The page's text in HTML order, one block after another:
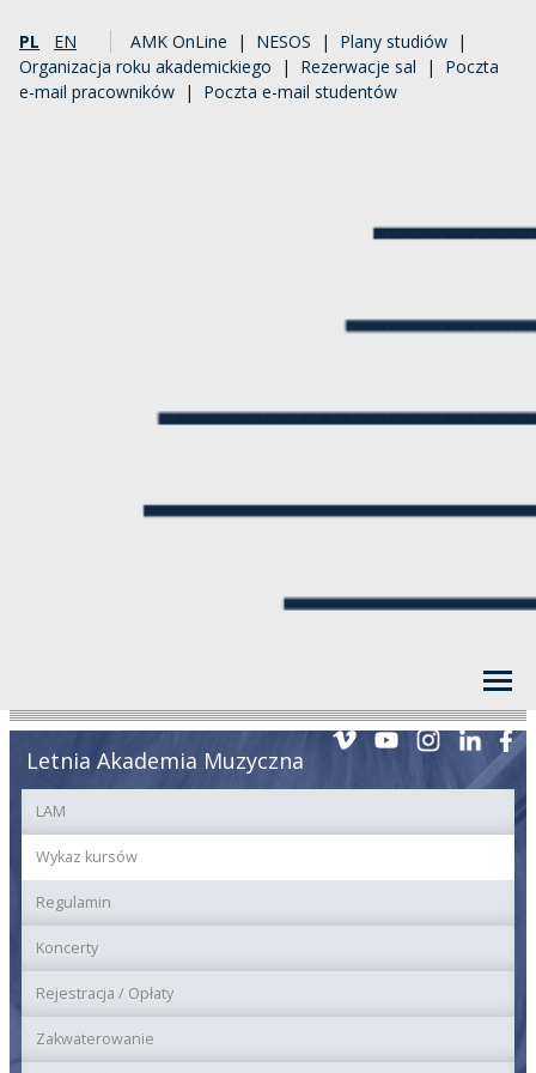
PL EN AMK OnLine | NESOS | Plany studiów |
Organizacja roku akademickiego | Rezerwacje sal | Poczta
e-mail pracowników | Poczta e-mail studentów
Letnia Akademia Muzyczna
LAM
Wykaz kursów
Regulamin
Koncerty
Rejestracja / Opłaty
Zakwaterowanie